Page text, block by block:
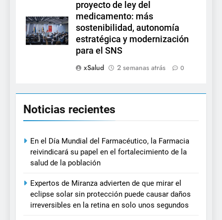
proyecto de ley del
medicamento: más
sostenibilidad, autonomía
estratégica y modernización
para el SNS
xSalud
2 semanas atrás 0
Noticias recientes
En el Día Mundial del Farmacéutico, la Farmacia
reivindicará su papel en el fortalecimiento de la
salud de la población
Expertos de Miranza advierten de que mirar el
eclipse solar sin protección puede causar daños
irreversibles en la retina en solo unos segundos